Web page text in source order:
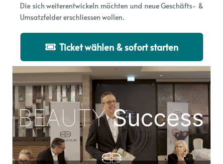
Die sich weiterentwickeln möchten und neue Geschäfts- &
Umsatzfelder erschliessen wollen.
Ticket wählen & sofort starten